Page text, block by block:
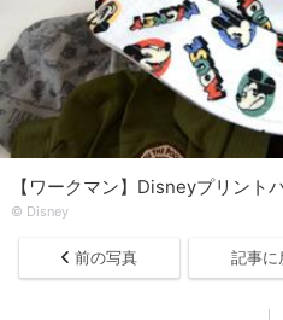
【ワークマン】Disneyプリント
© Disney
前の写真 記事に